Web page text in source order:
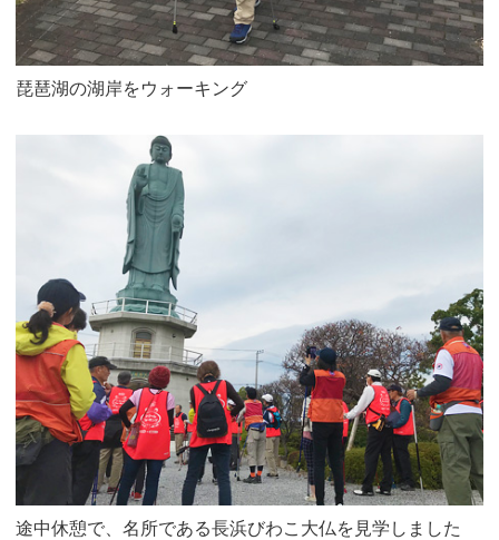
琵琶湖の湖岸をウォーキング
途中休憩で、名所である長浜びわこ大仏を見学しました